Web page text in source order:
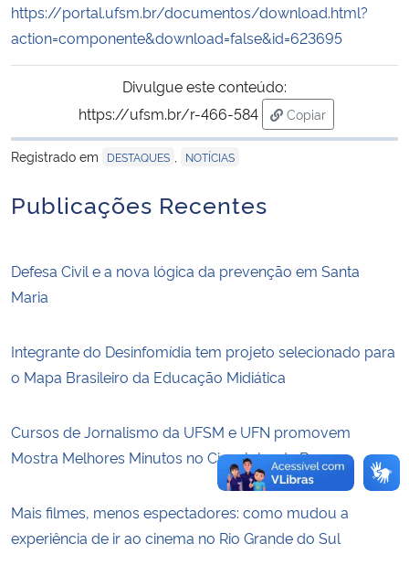
Ministério do Desenvolvimento Regional
Controladoria-Geral da União
Ministério da Mulher, da Família e dos Direitos Humanos
Secretaria-Geral
Secretaria de Governo
Advocacia-Geral da União
Banco Central do Brasil
https://portal.ufsm.br/documentos/download.html?
action=componente&download=false&id=623695
Divulgue este conteúdo:
https://ufsm.br/r-466-584
Copiar
para área de
Registrado em
DESTAQUES NOTÍCIAS
Publicações Recentes
Defesa Civil e a nova lógica da prevenção em Santa
Maria
Integrante do Desinfomídia tem projeto selecionado para
o Mapa Brasileiro da Educação Midiática
Cursos de Jornalismo da UFSM e UFN promovem
Mostra Melhores Minutos no Cineclube da Boca
Mais filmes, menos espectadores: como mudou a
experiência de ir ao cinema no Rio Grande do Sul